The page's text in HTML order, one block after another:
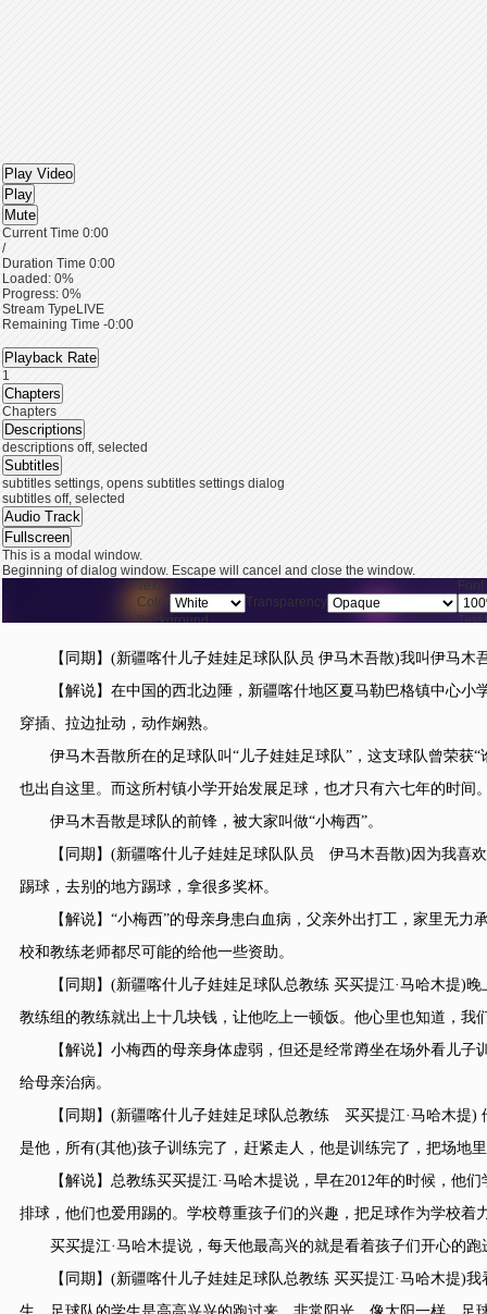
Play Video
Play
Mute
Current Time 0:00
/
Duration Time 0:00
Loaded : 0%
Progress: 0%
Stream Type LIVE
Remaining Time -0:00
Playback Rate
1
Chapters
Chapters
Descriptions
descriptions off, selected
Subtitles
subtitles settings, opens subtitles settings dialog
subtitles off, selected
Audio Track
Fullscreen
This is a modal window.
Beginning of dialog window. Escape will cancel and close the window.
Text
Color
Transparency
Background
Window
Text
Font
End of dialog window.
【同期】(新疆喀什儿子娃娃足球队队员 伊马木吾散)我叫伊马木
【解说】在中国的西北边陲，新疆喀什地区夏马勒巴格镇中心小
穿插、拉边扯动，动作娴熟。
伊马木吾散所在的足球队叫“儿子娃娃足球队”，这支球队曾荣获“
也出自这里。而这所村镇小学开始发展足球，也才只有六七年的时间
伊马木吾散是球队的前锋，被大家叫做“小梅西”。
【同期】(新疆喀什儿子娃娃足球队队员 伊马木吾散)因为我喜欢
踢球，去别的地方踢球，拿很多奖杯。
【解说】“小梅西”的母亲身患白血病，父亲外出打工，家里无力
校和教练老师都尽可能的给他一些资助。
【同期】(新疆喀什儿子娃娃足球队总教练 买买提江·马哈木提)晚
教练组的教练就出上十几块钱，让他吃上一顿饭。他心里也知道，
【解说】小梅西的母亲身体虚弱，但还是经常蹲坐在场外看儿子
给母亲治病。
【同期】(新疆喀什儿子娃娃足球队总教练 买买提江·马哈木提)
是他，所有(其他)孩子训练完了，赶紧走人，他是训练完了，把场地
【解说】总教练买买提江·马哈木提说，早在2012年的时候，他们
排球，他们也爱用踢的。学校尊重孩子们的兴趣，把足球作为学校
买买提江·马哈木提说，每天他最高兴的就是看着孩子们开心的跑
【同期】(新疆喀什儿子娃娃足球队总教练 买买提江·马哈木提)我